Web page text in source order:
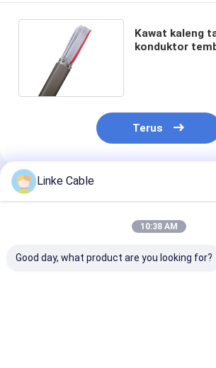
Kawat kaleng
konduktor
Terus
Rekomendasi Produk
Linke Cable
10:38 AM
Good day, what product are you looking for?